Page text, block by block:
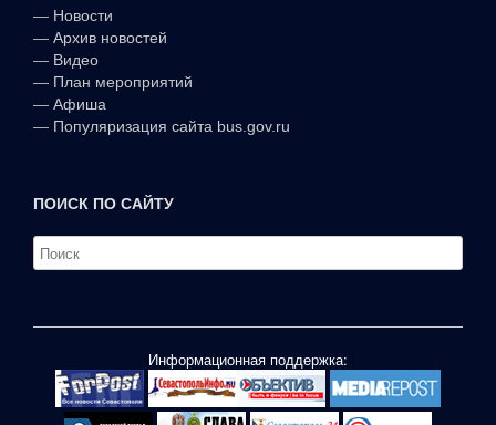
— Новости
— Архив новостей
— Видео
— План мероприятий
— Афиша
— Популяризация сайта bus.gov.ru
ПОИСК ПО САЙТУ
Информационная поддержка: